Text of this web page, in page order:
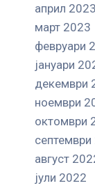
април 2023
март 2023
февруари
јануари
декември
ноември
октомври
август
јули 2022